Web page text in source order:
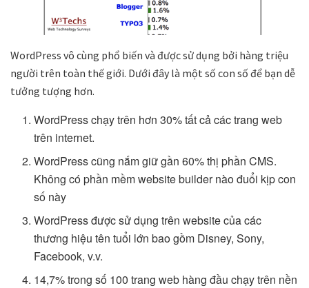
WordPress vô cùng phổ biến và được sử dụng bởi hàng triệu
người trên toàn thế giới. Dưới đây là một số con số để bạn dễ
tưởng tượng hơn.
WordPress chạy trên hơn 30% tất cả các trang web
trên internet.
WordPress cũng nắm giữ gần 60% thị phần CMS.
Không có phần mềm website builder nào đuổi kịp con
số này
WordPress được sử dụng trên website của các
thương hiệu tên tuổi lớn bao gồm Disney, Sony,
Facebook, v.v.
14,7% trong số 100 trang web hàng đầu chạy trên nền